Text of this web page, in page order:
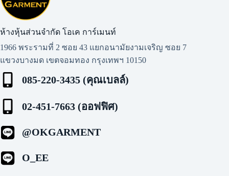
ห้างหุ้นส่วนจำกัด โอเค การ์เมนท์​
1966 พระรามที่ 2 ซอย 43 แยกอนามัยงามเจริญ ซอย 7
แขวงบางมด เขตจอมทอง กรุงเทพฯ 10150
085-220-3435 (คุณเบลล์)
02-451-7663 (ออฟฟิศ)
@OKGARMENT
O_EE